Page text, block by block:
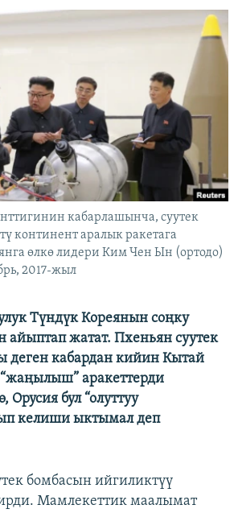
сайттары
кабарлашынча, суутек
континент аралык ракетага
өлкө лидери Ким Чен Ын (ортодо)
2017-жыл
Түндүк Кореянын соңку
айыптап жатат. Пхеньян суутек
деген кабардан кийин Кытай
аракеттерди
Орусия бул “олуттуу
келиши ыктымал деп
бомбасын ийгиликтүү
Мамлекеттик маалымат